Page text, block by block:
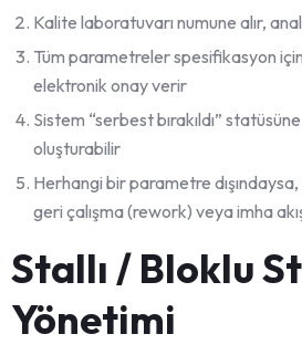
Kalite laboratuvarı numune alır,
Tüm parametreler spesifikasyon
elektronik onay verir
Sistem “serbest bırakıldı”
oluşturabilir
Herhangi bir parametre
geri çalışma (rework) veya imha
Stallı / Bloklu
Yönetimi